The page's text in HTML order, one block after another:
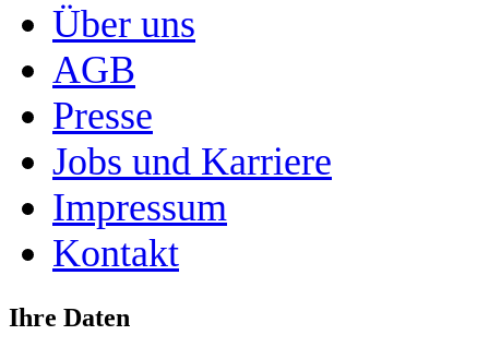
Über uns
AGB
Presse
Jobs und Karriere
Impressum
Kontakt
Ihre Daten